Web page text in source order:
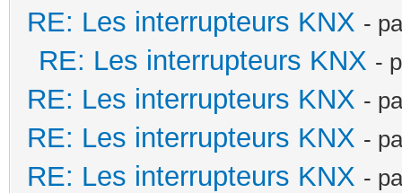
RE: Les interrupteurs KNX -
RE: Les interrupteurs KNX -
RE: Les interrupteurs KNX -
RE: Les interrupteurs KNX -
RE: Les interrupteurs KNX -